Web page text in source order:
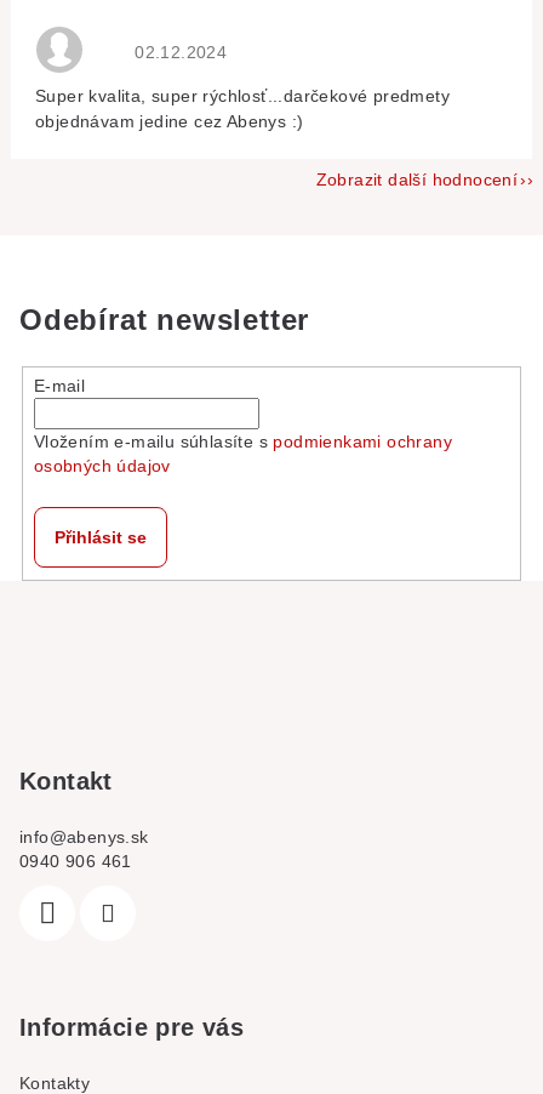
Hodnocení obchodu je 5 z 5 hvězdiček.
02.12.2024
Super kvalita, super rýchlosť...darčekové predmety
objednávam jedine cez Abenys :)
Zobrazit další hodnocení
Odebírat newsletter
E-mail
Vložením e-mailu súhlasíte s podmienkami ochrany
osobných údajov
Přihlásit se
Kontakt
info@abenys.sk
0940 906 461
Informácie pre vás
Kontakty